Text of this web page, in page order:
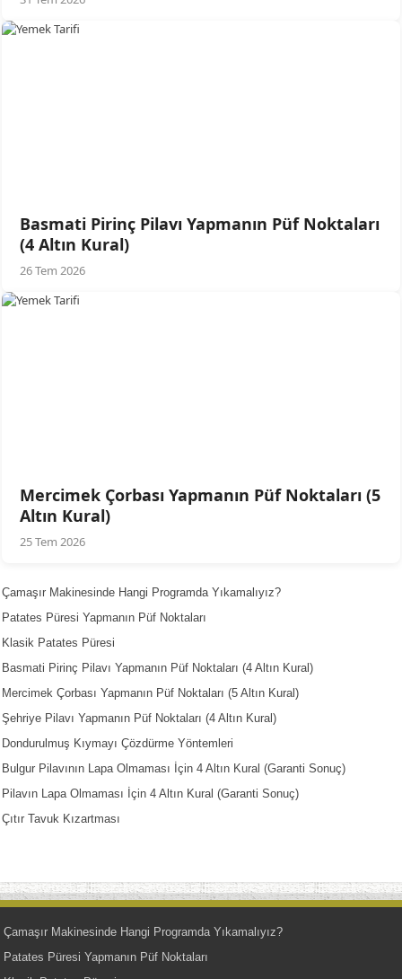
Basmati Pirinç Pilavı Yapmanın Püf Noktaları
(4 Altın Kural)
26 Tem 2026
Mercimek Çorbası Yapmanın Püf Noktaları (5
Altın Kural)
25 Tem 2026
Çamaşır Makinesinde Hangi Programda Yıkamalıyız?
Patates Püresi Yapmanın Püf Noktaları
Klasik Patates Püresi
Basmati Pirinç Pilavı Yapmanın Püf Noktaları (4 Altın Kural)
Mercimek Çorbası Yapmanın Püf Noktaları (5 Altın Kural)
Şehriye Pilavı Yapmanın Püf Noktaları (4 Altın Kural)
Dondurulmuş Kıymayı Çözdürme Yöntemleri
Bulgur Pilavının Lapa Olmaması İçin 4 Altın Kural (Garanti Sonuç)
Pilavın Lapa Olmaması İçin 4 Altın Kural (Garanti Sonuç)
Çıtır Tavuk Kızartması
Çamaşır Makinesinde Hangi Programda Yıkamalıyız?
Patates Püresi Yapmanın Püf Noktaları